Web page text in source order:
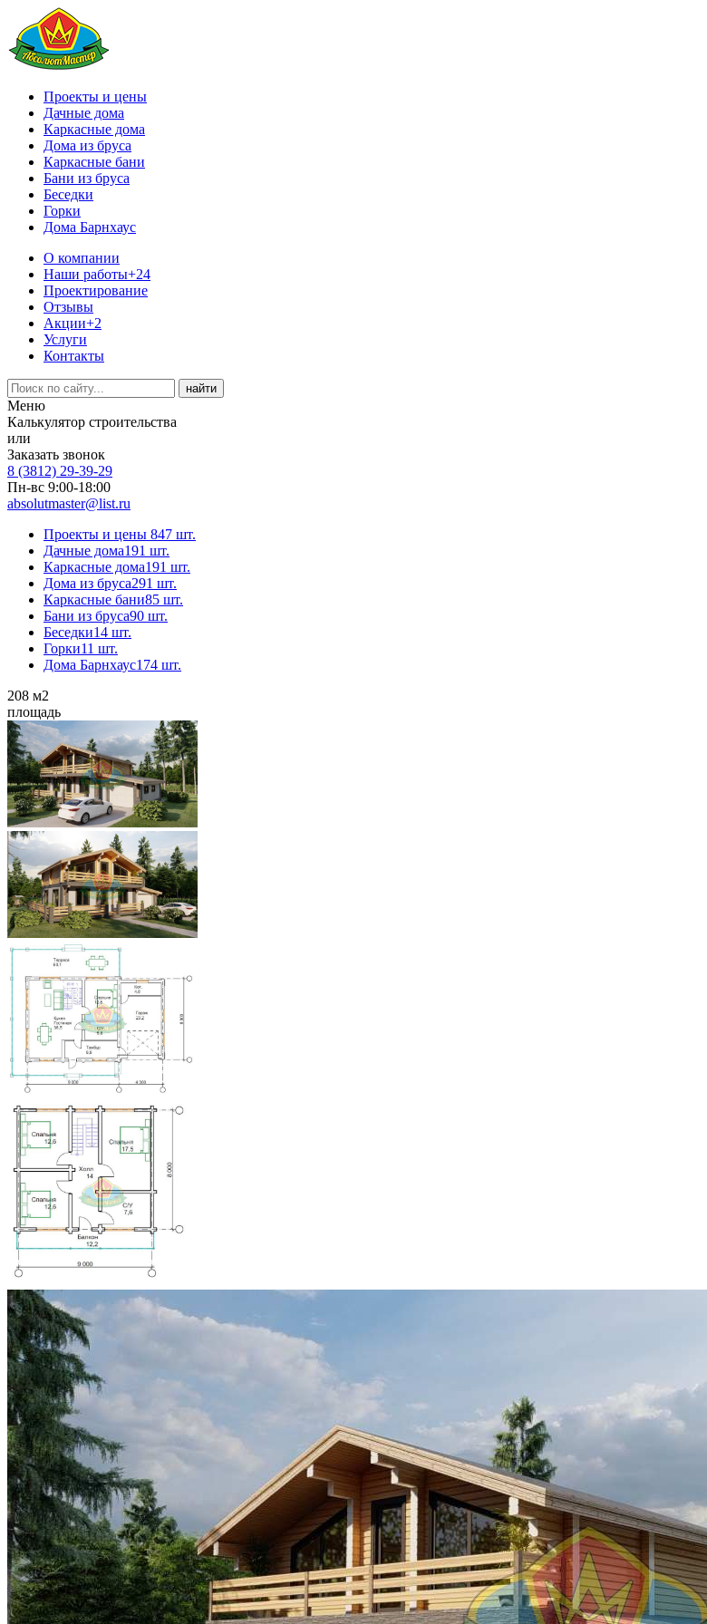
Проекты и цены
Дачные дома
Каркасные дома
Дома из бруса
Каркасные бани
Бани из бруса
Беседки
Горки
Дома Барнхаус
О компании
Наши работы+24
Проектирование
Отзывы
Акции+2
Услуги
Контакты
Меню
Калькулятор строительства
или
Заказать звонок
8 (3812) 29-39-29
Пн-вс 9:00-18:00
absolutmaster@list.ru
Проекты и цены 847 шт.
Дачные дома191 шт.
Каркасные дома191 шт.
Дома из бруса291 шт.
Каркасные бани85 шт.
Бани из бруса90 шт.
Беседки14 шт.
Горки11 шт.
Дома Барнхаус174 шт.
208 м2
площадь